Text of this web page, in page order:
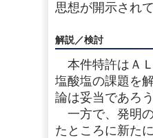
思想が開示され
解説／検討
本件特許はＡ
塩酸塩の課題を
論は妥当であろう
一方で、発明
たところに新た